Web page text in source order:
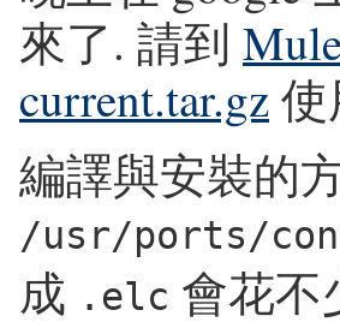
來了. 請到
current.tar.gz使
編譯與安裝的
/usr/ports/
成 .elc 會花不